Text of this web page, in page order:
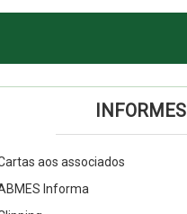
INFORMES
aos associados
Informa